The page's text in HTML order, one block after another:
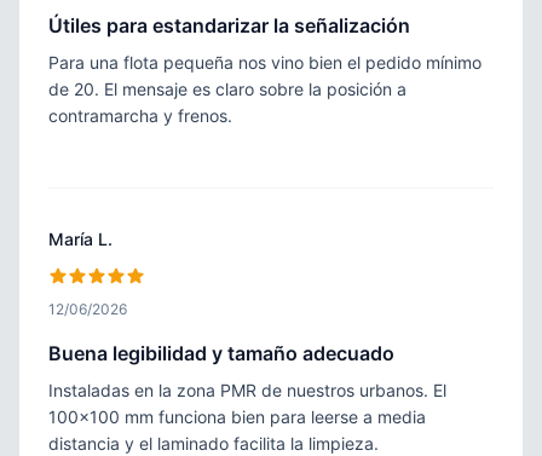
Útiles para estandarizar la señalización
Para una flota pequeña nos vino bien el pedido mínimo
de 20. El mensaje es claro sobre la posición a
contramarcha y frenos.
María L.
12/06/2026
Buena legibilidad y tamaño adecuado
Instaladas en la zona PMR de nuestros urbanos. El
100×100 mm funciona bien para leerse a media
distancia y el laminado facilita la limpieza.